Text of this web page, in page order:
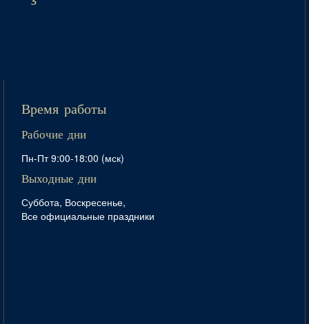
Время работы
Рабочие дни
Пн-Пт 9:00-18:00 (мск)
Выходные дни
Суббота, Воскресенье,
Все официальные праздники